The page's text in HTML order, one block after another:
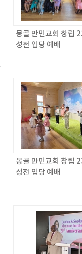
몽골 만민교회 창립
성전 입당 예배
몽골 만민교회 창립
성전 입당 예배